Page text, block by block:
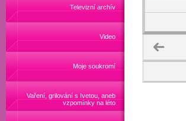
Televizní archív
Video
Moje soukromí
Vaření, grilování s Ivetou, aneb
vzpomínky na léto